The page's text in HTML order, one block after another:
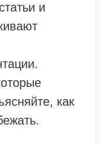
и
как